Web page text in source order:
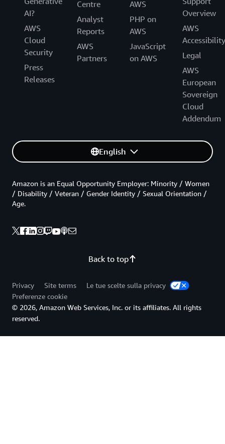
AI?
AWS
Cloud
Security
Press
Releases
Centre
Analyst
Reports
AWS
Partners
AWS
PHP on
AWS
JavaScript
on AWS
Overview
AWS
Accessibility
Legal
AWS
European
Sovereign
Cloud
Addendum
English
Back to top
Amazon is an Equal Opportunity Employer: Minority / Women
/ Disability / Veteran / Gender Identity / Sexual Orientation /
Age.
Privacy Site terms
Le tue scelte sulla privacy
Preferenze cookie
© 2026, Amazon Web Services, Inc. or its affiliates. All rights
reserved.